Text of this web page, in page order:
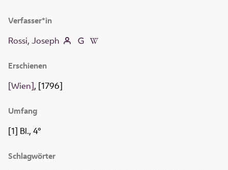
Verfasser*in
Rossi, Joseph
Erschienen
[Wien], [1796]
Umfang
[1] Bl., 4°
Schlagwörter